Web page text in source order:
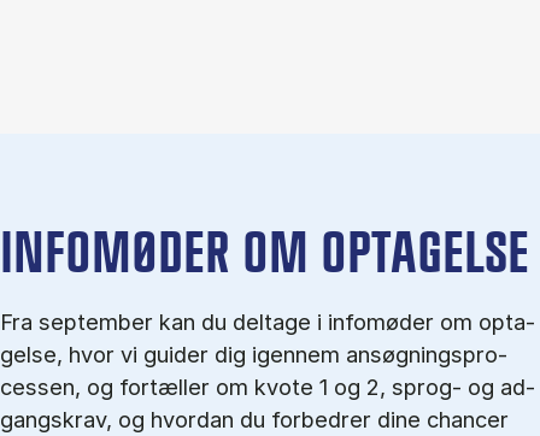
IN­FO­MØ­DER OM OP­TA­GEL­SE
Fra september kan du del­tage i in­fo­mø­der om op­ta­
gel­se, hvor vi gu­i­der dig igen­nem an­søg­nings­pro­
ces­sen, og for­tæl­ler om kvo­te 1 og 2, sprog- og ad­
gangs­krav, og hvordan du forbedrer dine chancer